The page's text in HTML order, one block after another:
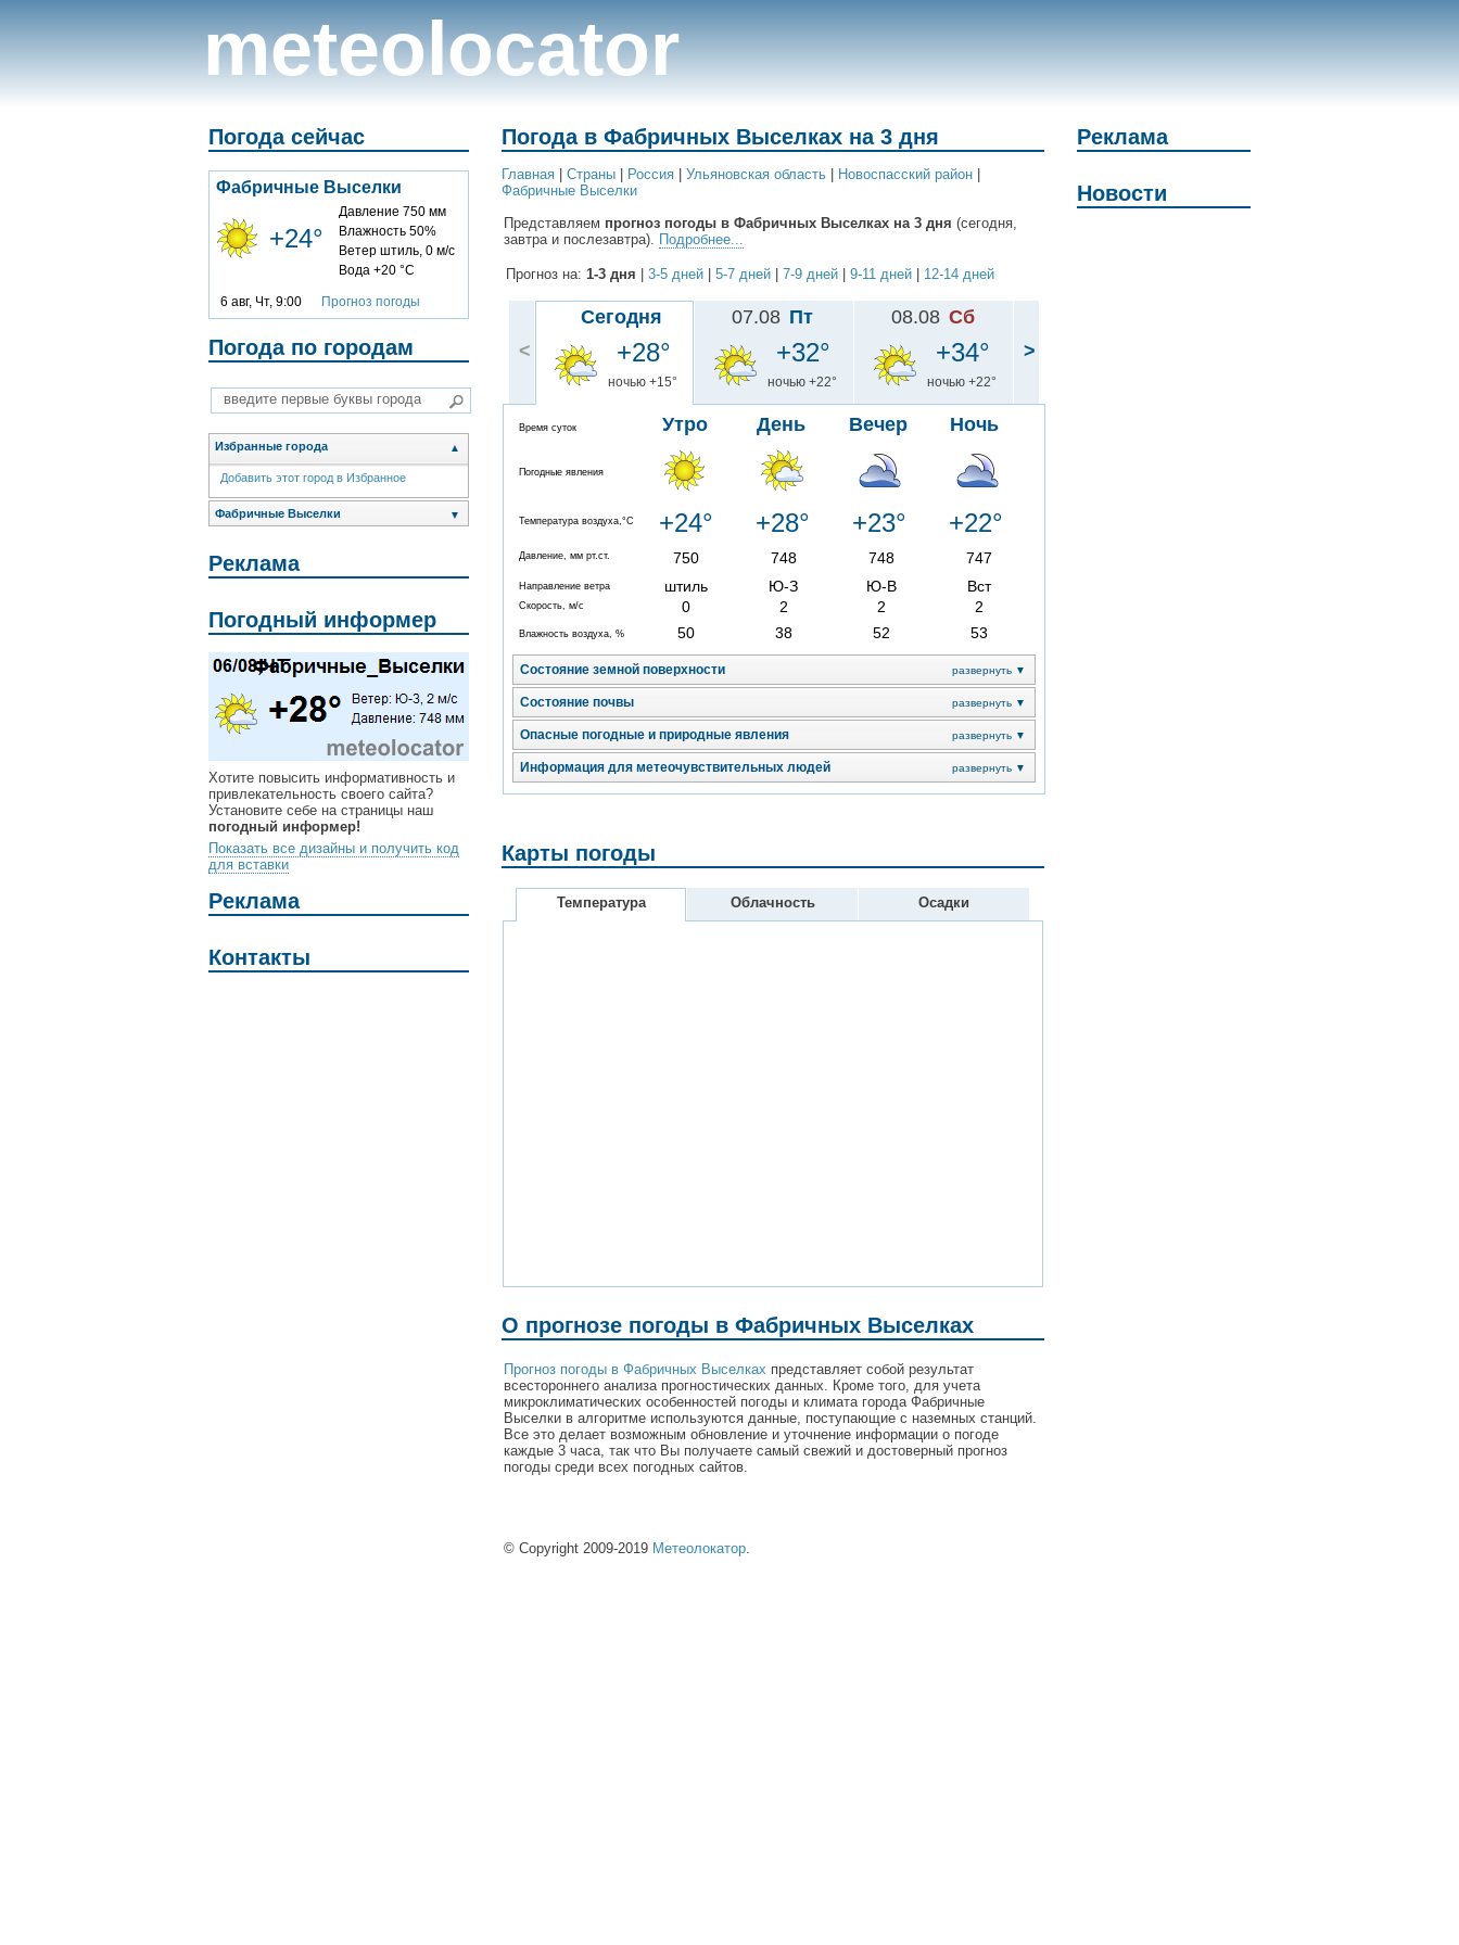
meteolocator
Погода сейчас
Фабричные Выселки
+24°
Давление 750 мм
Влажность 50%
Ветер штиль, 0 м/с
Вода +20 °C
6 авг, Чт, 9:00 Прогноз погоды
Погода по городам
Избранные города ▲
Добавить этот город в Избранное
Фабричные Выселки ▼
Реклама
Погодный информер
Хотите повысить информативность и
привлекательность своего сайта?
Установите себе на страницы наш
погодный информер!
Показать все дизайны и получить код
для вставки
Реклама
Контакты
Погода в Фабричных Выселках на 3 дня
Главная Cтраны Россия Ульяновская область Новоспасский район
Фабричные Выселки
Представляем прогноз погоды в Фабричных Выселках на 3 дня (сегодня,
завтра и послезавтра). Подробнее...
Прогноз на: 1-3 дня 3-5 дней 5-7 дней 7-9 дней 9-11 дней 12-14 дней
<
Сегодня
+28°
ночью +15°
Время суток Утро День Вечер Ночь
Погодные явления
Температура воздуха,°C +24° +28° +23° +22°
Давление, мм рт.ст. 750 748 748 747
Направление ветра штиль Ю-З Ю-В Вст
Скорость, м/с 0 2 2 2
Влажность воздуха, % 50 38 52 53
Состояние земной поверхности развернуть ▼
Состояние почвы развернуть ▼
Опасные погодные и природные явления развернуть ▼
Информация для метеочувствительных людей развернуть ▼
07.08 Пт
+32°
ночью +22°
08.08 Сб
+34°
ночью +22°
>
Карты погоды
Температура Облачность Осадки
О прогнозе погоды в Фабричных Выселках
Прогноз погоды в Фабричных Выселках представляет собой результат
всестороннего анализа прогностических данных. Кроме того, для учета
микроклиматических особенностей погоды и климата города Фабричные
Выселки в алгоритме используются данные, поступающие с наземных станций.
Все это делает возможным обновление и уточнение информации о погоде
каждые 3 часа, так что Вы получаете самый свежий и достоверный прогноз
погоды среди всех погодных сайтов.
© Copyright 2009-2019 Метеолокатор
Реклама
Новости